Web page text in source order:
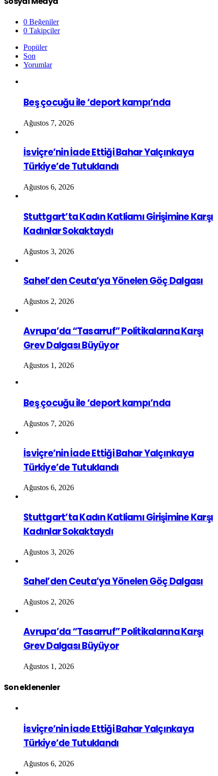
0 Beğeniler
0 Takipçiler
Popüler
Son
Yorumlar
Beş çocuğu ile ‘deport kampı’nda
Ağustos 7, 2026
İsviçre’nin İade Ettiği Bahar Yalçınkaya
Türkiye’de Tutuklandı
Ağustos 6, 2026
Stuttgart’ta Kadın Katliamı Girişimine Karşı
Kadınlar Sokaktaydı
Ağustos 3, 2026
Sahel’den Ceuta’ya Yönelen Göç Dalgası
Ağustos 2, 2026
Avrupa’da “Tasarruf” Politikalarına Karşı
Grev Dalgası Büyüyor
Ağustos 1, 2026
Beş çocuğu ile ‘deport kampı’nda
Ağustos 7, 2026
İsviçre’nin İade Ettiği Bahar Yalçınkaya
Türkiye’de Tutuklandı
Ağustos 6, 2026
Stuttgart’ta Kadın Katliamı Girişimine Karşı
Kadınlar Sokaktaydı
Ağustos 3, 2026
Sahel’den Ceuta’ya Yönelen Göç Dalgası
Ağustos 2, 2026
Avrupa’da “Tasarruf” Politikalarına Karşı
Grev Dalgası Büyüyor
Ağustos 1, 2026
Son eklenenler
İsviçre’nin İade Ettiği Bahar Yalçınkaya
Türkiye’de Tutuklandı
Ağustos 6, 2026